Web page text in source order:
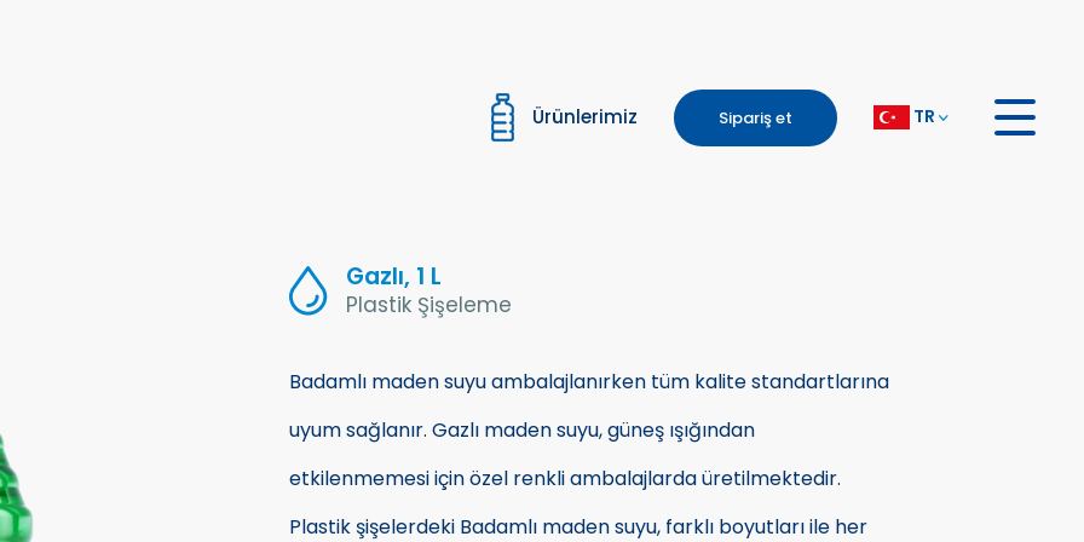
Ürünlerimiz Sipariş et TR
Gazlı, 1 L
Plastik Şişeleme
Badamlı maden suyu ambalajlanırken tüm kalite standartlarına
uyum sağlanır. Gazlı maden suyu, güneş ışığından
etkilenmemesi için özel renkli ambalajlarda üretilmektedir.
Plastik şişelerdeki Badamlı maden suyu, farklı boyutları ile her